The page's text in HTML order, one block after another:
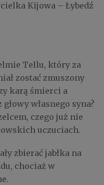
Kijowa – Łybedź
Tellu, który za
zostać zmuszony
karą śmierci a
własnego syna?
czego już nie
uczuciach.
zbierać jabłka na
chociaż w